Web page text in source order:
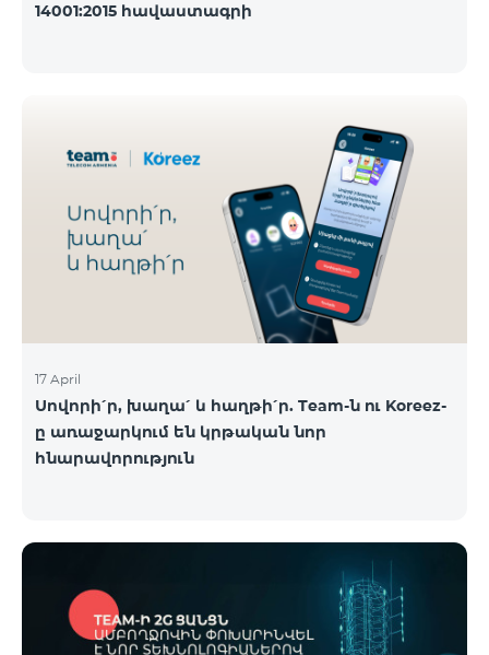
14001:2015 հավաստագրի
17 April
Սովորի՛ր, խաղա՛ և հաղթի՛ր. Team-ն ու Koreez-
ը առաջարկում են կրթական նոր
հնարավորություն